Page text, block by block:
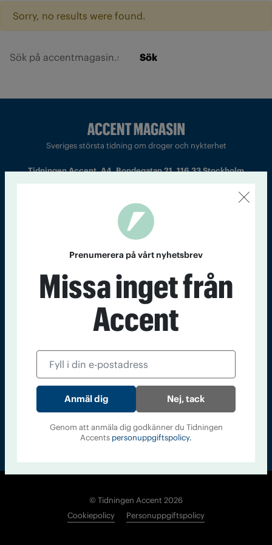
Sorry, no results were found.
Sök
Sveriges största tidning om droger och nykterhet
Tidningen Accent, A4, Bondegatan 21, 116 33 Stockholm
Chefredaktör och ansvarig utgivare: Barbro Janson Lundkvist,
barbro@a4.se.
Kontakt Om Tidningen Tidningsarkiv In English
Läs tidigare
Accent
© Tidningen Accent 2026
Cookiepolicy
Personuppgiftspolicy
Prenumerera på vårt nyhetsbrev
Missa inget från
Accent
Nej, tack
Genom att anmäla dig godkänner du Tidningen
Accents personuppgiftspolicy.